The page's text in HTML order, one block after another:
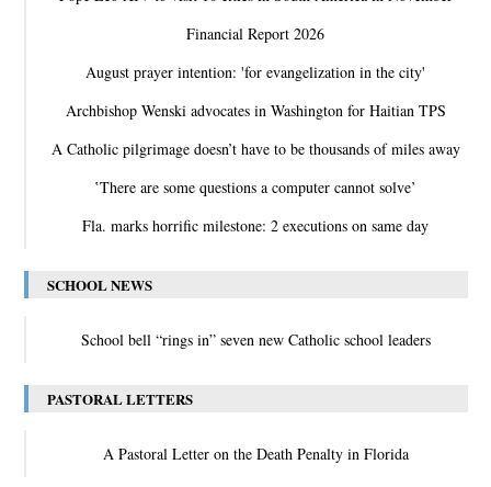
Financial Report 2026
August prayer intention: 'for evangelization in the city'
Archbishop Wenski advocates in Washington for Haitian TPS
A Catholic pilgrimage doesn’t have to be thousands of miles away
‛There are some questions a computer cannot solve’
Fla. marks horrific milestone: 2 executions on same day
SCHOOL NEWS
School bell “rings in” seven new Catholic school leaders
PASTORAL LETTERS
A Pastoral Letter on the Death Penalty in Florida